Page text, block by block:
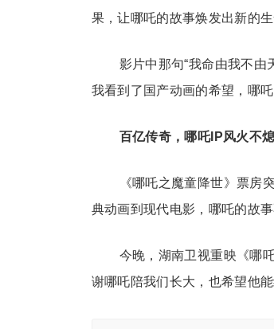
果，让哪吒的故事焕发出新的生
影片中那句“我命由我不由
我看到了国产动画的希望，哪
百亿传奇，哪吒IP风火不熄
《哪吒之魔童降世》票房
典动画到现代电影，哪吒的故
今晚，湖南卫视重映《哪
谢哪吒陪我们长大，也希望他